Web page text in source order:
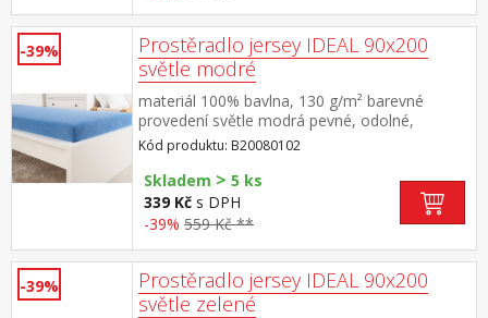
-39%
Prostěradlo jersey IDEAL 90x200
světle modré
materiál 100% bavlna, 130 g/m² barevné
provedení světle modrá pevné, odolné,
stálobarevné, obšito gumou pro matrace do
výšky 25 cm pratelné do 60 °C
Kód produktu: B20080102
Skladem > 5 ks
339 Kč s DPH
-39% 559 Kč **
-39%
Prostěradlo jersey IDEAL 90x200
světle zelené